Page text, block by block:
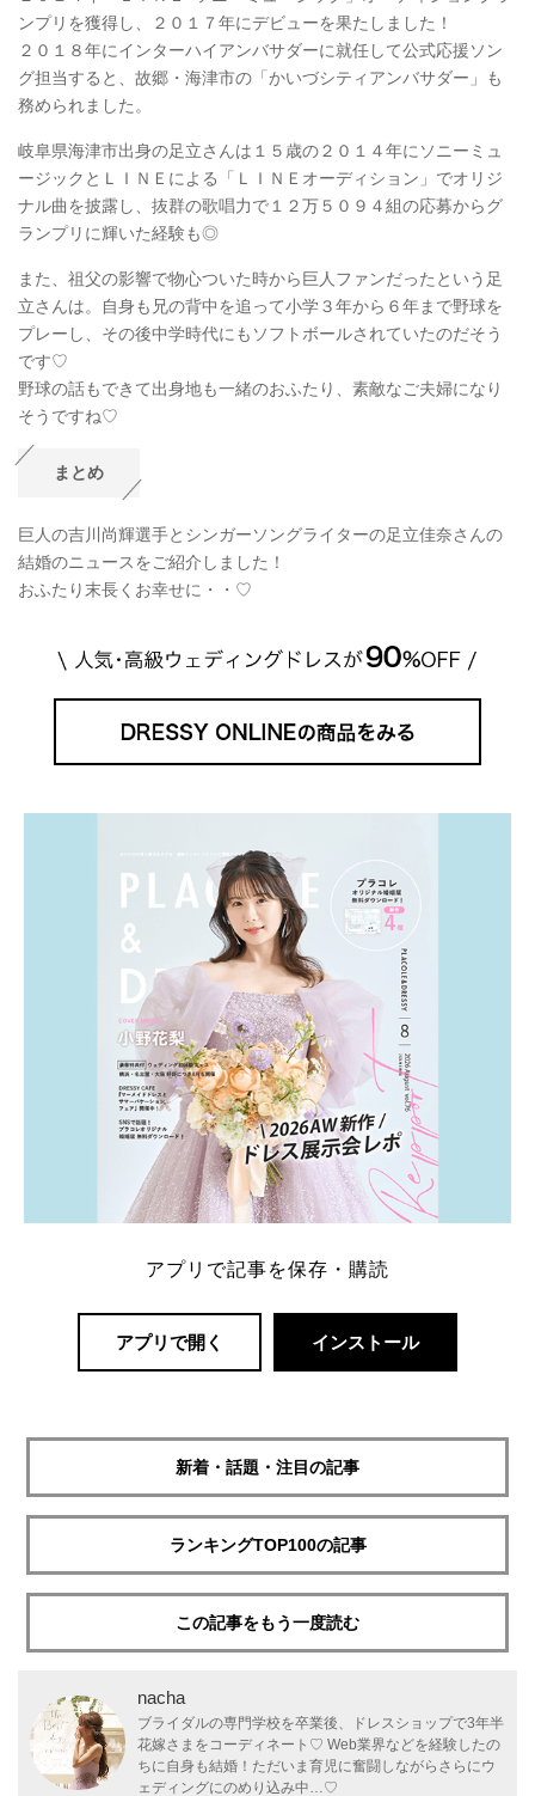
ンプリを獲得し、２０１７年にデビューを果たしました！
２０１８年にインターハイアンバサダーに就任して公式応援ソン
グ担当すると、故郷・海津市の「かいづシティアンバサダー」も
務められました。
岐阜県海津市出身の足立さんは１５歳の２０１４年にソニーミュ
ージックとＬＩＮＥによる「ＬＩＮＥオーディション」でオリジ
ナル曲を披露し、抜群の歌唱力で１２万５０９４組の応募からグ
ランプリに輝いた経験も◎
また、祖父の影響で物心ついた時から巨人ファンだったという足
立さんは。自身も兄の背中を追って小学３年から６年まで野球を
プレーし、その後中学時代にもソフトボールされていたのだそう
です♡
野球の話もできて出身地も一緒のおふたり、素敵なご夫婦になり
そうですね♡
まとめ
巨人の吉川尚輝選手とシンガーソングライターの足立佳奈さんの
結婚のニュースをご紹介しました！
おふたり末長くお幸せに・・♡
アプリで記事を保存・購読
アプリで開く インストール
新着・話題・注目の記事
ランキングTOP100の記事
この記事をもう一度読む
nacha
ブライダルの専門学校を卒業後、ドレスショップで3年半
花嫁さまをコーディネート♡ Web業界などを経験したの
ちに自身も結婚！ただいま育児に奮闘しながらさらにウ
ェディングにのめり込み中…♡